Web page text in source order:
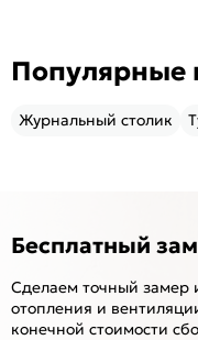
Популярные
Журнальный столик
Бесплатный
Сделаем точный замер
отопления и
конечной стоимости